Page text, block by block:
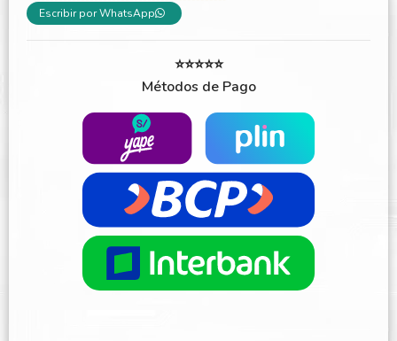
Escribir por WhatsApp
⭐⭐⭐⭐⭐
Métodos de Pago